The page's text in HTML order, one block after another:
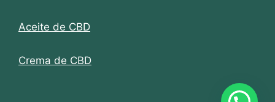
Aceite de CBD
Crema de CBD